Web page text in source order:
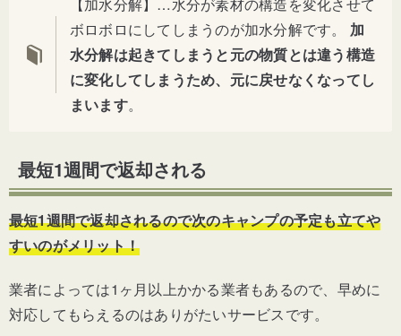
ボロボロにしてしまうのが加水分解です。
加
水分解は起きてしまうと元の物質とは違う構造
に変化してしまうため、元に戻せなくなってし
まいます。
最短1週間で返却される
最短1週間で返却されるので次のキャンプの予定も立てや
すいのがメリット！
業者によっては1ヶ月以上かかる業者もあるので、早めに
対応してもらえるのはありがたいサービスです。